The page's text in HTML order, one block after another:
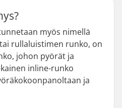
myös nimellä
rullaluistimen runko, on
johon pyörät ja
inline-runko
ja